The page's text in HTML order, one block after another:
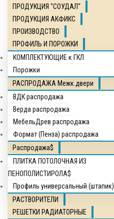
ПРОДУКЦИЯ "СОУДАЛ"
ПРОДУКЦИЯ АКФИКС
ПРОИЗВОДСТВО
ПРОФИЛЬ И ПОРОЖКИ
КОМПЛЕКТУЮЩИЕ к ГКЛ
Порожки
РАСПРОДАЖА Межк.двери
ВДК распродажа
Верда распродажа
МебельДрев распродажа
Формат (Пенза) распродажа
Распродажа$
ПЛИТКА ПОТОЛОЧНАЯ ИЗ
ПЕНОПОЛИСТИРОЛА$
Профиль универсальный (штапик)
РАСТВОРИТЕЛИ
РЕШЕТКИ РАДИАТОРНЫЕ